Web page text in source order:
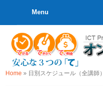
Menu
Home » 日別スケジュール（全講師）